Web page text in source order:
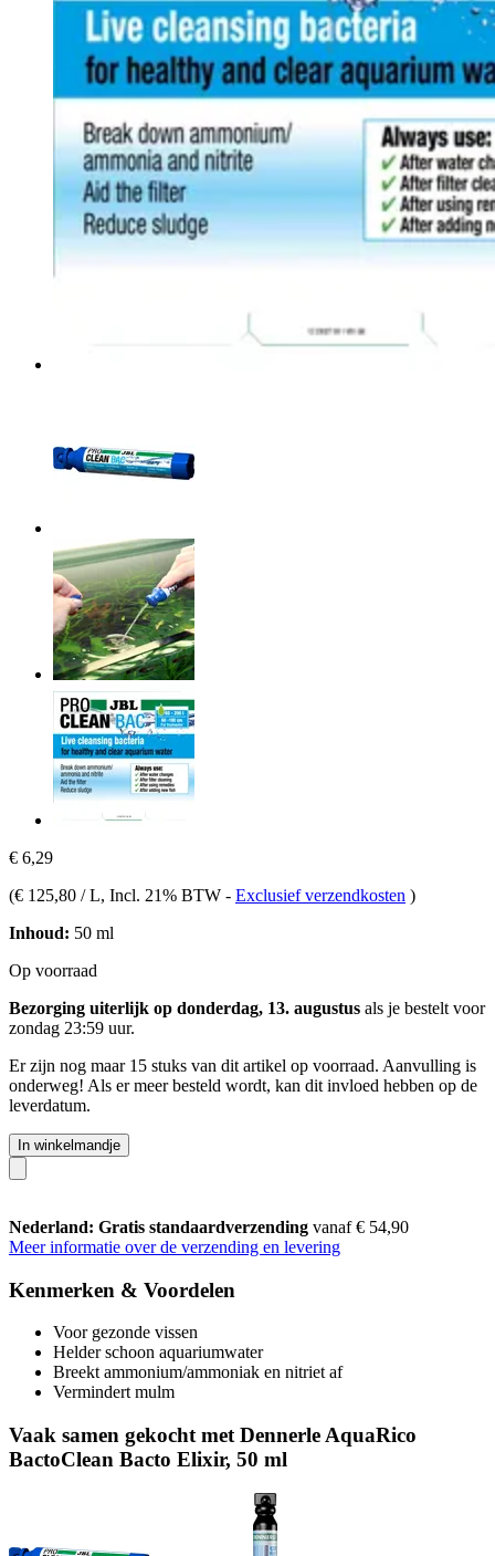
€ 6,29
(€ 125,80 / L, Incl. 21% BTW - Exclusief verzendkosten )
Inhoud: 50 ml
Op voorraad
Bezorging uiterlijk op donderdag, 13. augustus als je bestelt voor
zondag 23:59 uur.
Er zijn nog maar 15 stuks van dit artikel op voorraad. Aanvulling is
onderweg! Als er meer besteld wordt, kan dit invloed hebben op de
leverdatum.
In winkelmandje
Nederland: Gratis standaardverzending vanaf € 54,90
Meer informatie over de verzending en levering
Kenmerken & Voordelen
Voor gezonde vissen
Helder schoon aquariumwater
Breekt ammonium/ammoniak en nitriet af
Vermindert mulm
Vaak samen gekocht met Dennerle AquaRico
BactoClean Bacto Elixir, 50 ml